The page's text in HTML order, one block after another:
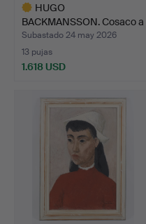
HUGO
BACKMANSSON. Cosaco a
caballo, óleo s…
Subastado 24 may 2026
13 pujas
1.618 USD
seleccionado